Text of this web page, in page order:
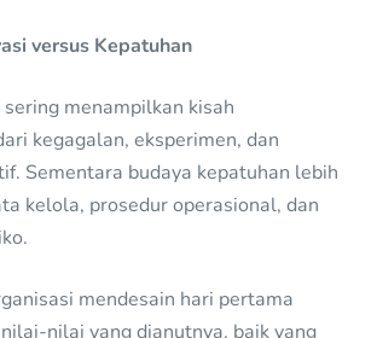
versus Kepatuhan
menampilkan kisah
kegagalan, eksperimen, dan
Sementara budaya kepatuhan lebih
kelola, prosedur operasional, dan
mendesain hari pertama
nilai yang dianutnya, baik yang